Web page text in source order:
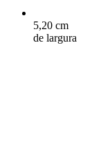
5,20 cm
de largura